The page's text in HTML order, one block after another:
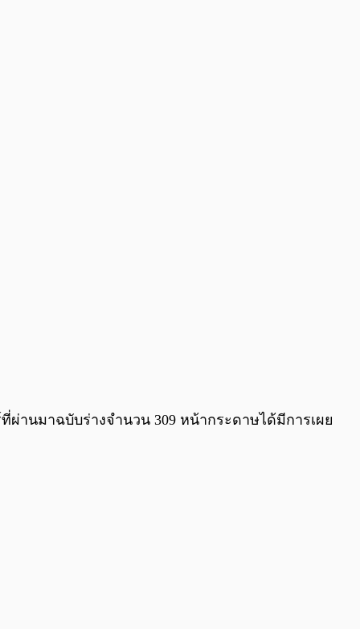
านมาฉบับร่างจำนวน 309 หน้ากระดาษได้มีการเผย